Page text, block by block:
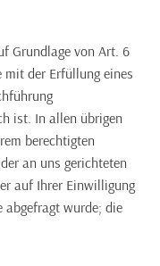
Grundlage von Art. 6
mit der Erfüllung eines
ist. In allen übrigen
berechtigten
an uns gerichteten
auf Ihrer Einwilligung
abgefragt wurde; die